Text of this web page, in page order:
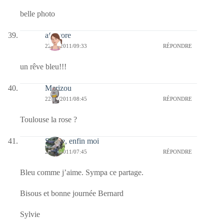
belle photo
afaurore
22/07/2011/09:33 RÉPONDRE
un rêve bleu!!!
Marizou
22/07/2011/08:45 RÉPONDRE
Toulouse la rose ?
Sylvie, enfin moi
22/07/2011/07:45 RÉPONDRE
Bleu comme j’aime. Sympa ce partage.
Bisous et bonne journée Bernard
Sylvie